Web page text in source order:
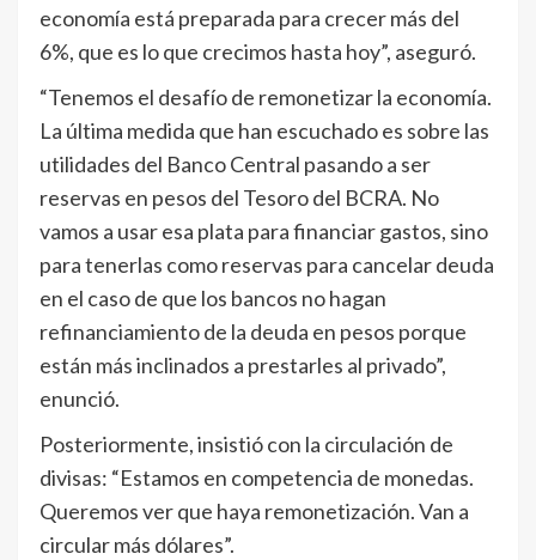
economía está preparada para crecer más del
6%, que es lo que crecimos hasta hoy”, aseguró.
“Tenemos el desafío de remonetizar la economía.
La última medida que han escuchado es sobre las
utilidades del Banco Central pasando a ser
reservas en pesos del Tesoro del BCRA. No
vamos a usar esa plata para financiar gastos, sino
para tenerlas como reservas para cancelar deuda
en el caso de que los bancos no hagan
refinanciamiento de la deuda en pesos porque
están más inclinados a prestarles al privado”,
enunció.
Posteriormente, insistió con la circulación de
divisas: “Estamos en competencia de monedas.
Queremos ver que haya remonetización. Van a
circular más dólares”.